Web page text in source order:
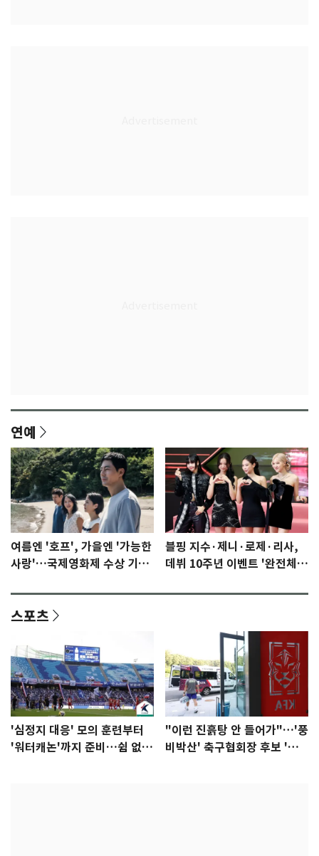
연예
여름엔 '호프', 가을엔 '가능한
사랑'…국제영화제 수상 기대
블핑 지수·제니·로제·리사,
데뷔 10주년 이벤트 '완전체'
스포츠
'심정지 대응' 모의 훈련부터
'워터캐논'까지 준비…쉼 없는
"이런 진흙탕 안 들어가"…'풍
비박산' 축구협회장 후보 '실